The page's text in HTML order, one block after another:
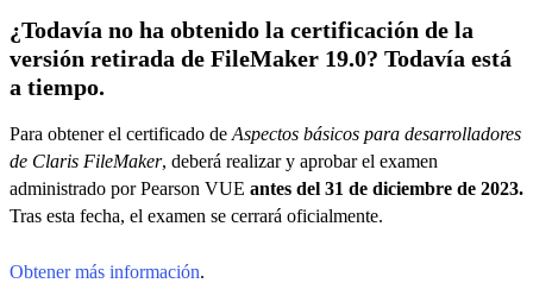
¿Todavía no ha obtenido la certificación de la
versión retirada de FileMaker 19.0? Todavía está
a tiempo.
Para obtener el certificado de Aspectos básicos para desarrolladores
de Claris FileMaker, deberá realizar y aprobar el examen
administrado por Pearson VUE antes del 31 de diciembre de 2023.
Tras esta fecha, el examen se cerrará oficialmente.
Obtener más información.